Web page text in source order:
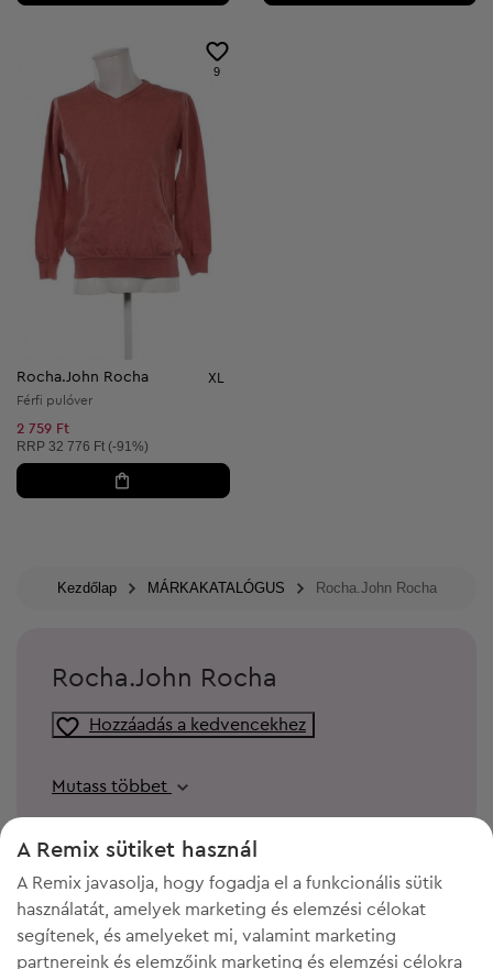
9
Rocha.John Rocha XL
Férfi pulóver
2 759 Ft
Ajánlott ár:
RRP 32 776 Ft (-91%)
Kezdőlap MÁRKAKATALÓGUS Rocha.John Rocha
Rocha.John Rocha
Hozzáadás a kedvencekhez
Mutass többet
A Remix sütiket használ
A Remix javasolja, hogy fogadja el a funkcionális sütik
használatát, amelyek marketing és elemzési célokat
segítenek, és amelyeket mi, valamint marketing
partnereink és elemzőink marketing és elemzési célokra